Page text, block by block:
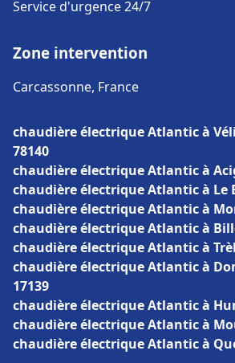
Service d'urgence 24/7
Zone intervention
Carcassonne, France
chaudière électrique Atlantic à
78140
chaudière électrique Atlantic à
chaudière électrique Atlantic à Le
chaudière électrique Atlantic à
chaudière électrique Atlantic à
chaudière électrique Atlantic à
chaudière électrique Atlantic à
17139
chaudière électrique Atlantic à
chaudière électrique Atlantic à
chaudière électrique Atlantic à